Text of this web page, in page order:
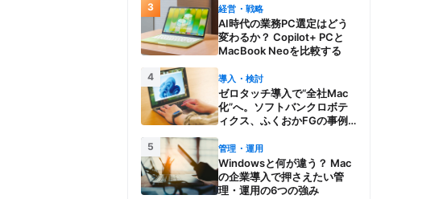
楽しさを、夏のオープンキャ
ンパスでアピール
3 経営・戦略
AI時代の業務PC選定はどう
変わるか？ Copilot+ PCと
MacBook Neoを比較する
4 導入・検討
ゼロタッチ導入で“全社Mac
化”へ。ソフトバンクロボテ
ィクス、ふくおかFGの事例
週のAppleビジネストレン
ド】
5 管理・運用
Windowsと何が違う？ Mac
の企業導入で押さえたい管
理・運用の6つの強み